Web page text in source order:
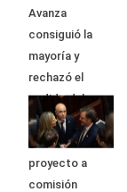
Avanza
consiguió la
mayoría y
rechazó el
pedido del
peronismo de
girar el
proyecto a
comisión